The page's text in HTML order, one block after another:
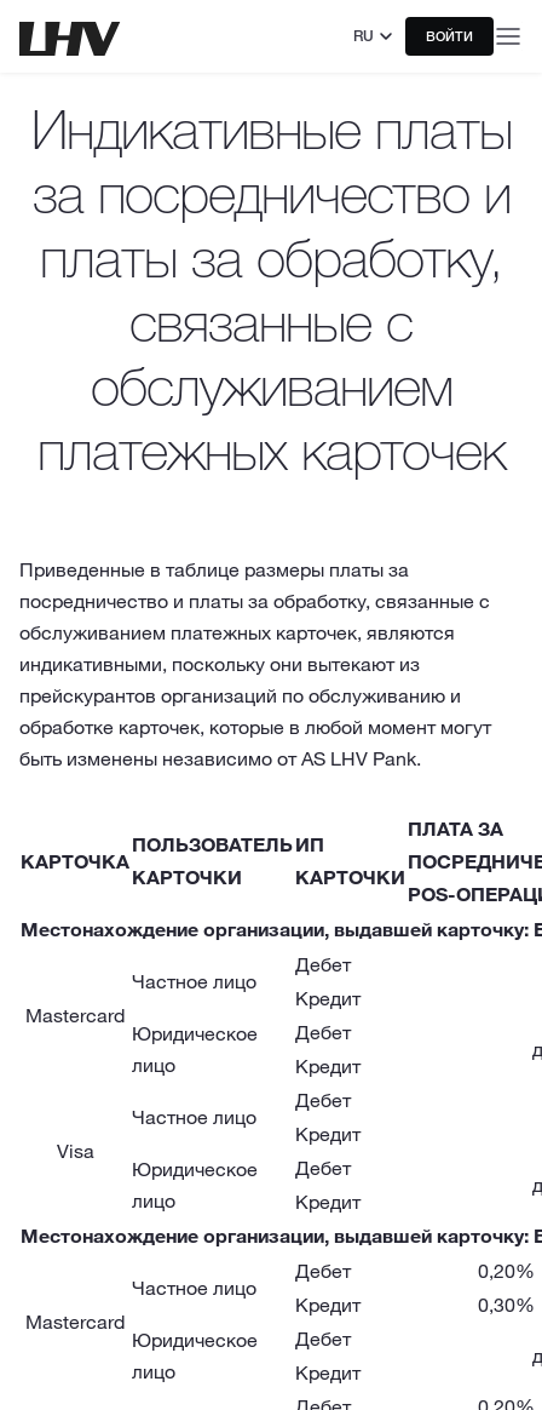
RU ВОЙТИ
Индикативные платы
за посредничество и
платы за обработку,
связанные с
обслуживанием
платежных карточек
Приведенные в таблице размеры платы за
посредничество и платы за обработку, связанные с
обслуживанием платежных карточек, являются
индикативными, поскольку они вытекают из
прейскурантов организаций по обслуживанию и
обработке карточек, которые в любой момент могут
быть изменены независимо от AS LHV Pank.
КАРТОЧКА
ПОЛЬЗОВАТЕЛЬ
КАРТОЧКИ
ИП
КАРТОЧКИ
ПЛАТА ЗА
POS-
Местонахождение организации, выдавшей карточку:
Mastercard
Частное лицо
Дебет
Кредит
Юридическое
лицо
Дебет
Кредит
Visa
Частное лицо
Дебет
Кредит
Юридическое
лицо
Дебет
Кредит
Местонахождение организации, выдавшей карточку:
Mastercard
Частное лицо
Дебет
0,20%
Кредит
0,30%
Юридическое
лицо
Дебет
Кредит